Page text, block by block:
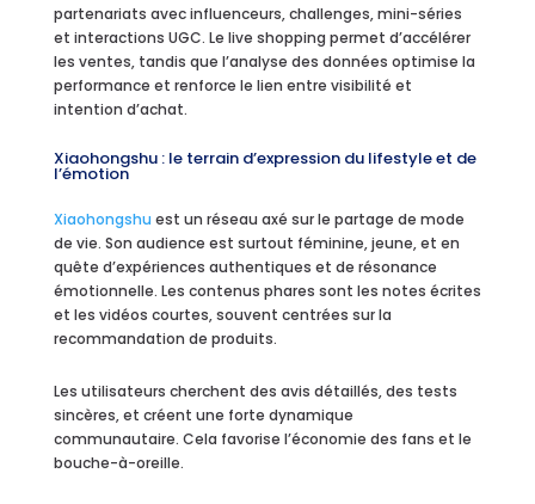
partenariats avec influenceurs, challenges, mini-séries
et interactions UGC. Le live shopping permet d’accélérer
les ventes, tandis que l’analyse des données optimise la
performance et renforce le lien entre visibilité et
intention d’achat.
Xiaohongshu : le terrain d’expression du lifestyle et de
l’émotion
Xiaohongshu est un réseau axé sur le partage de mode
de vie. Son audience est surtout féminine, jeune, et en
quête d’expériences authentiques et de résonance
émotionnelle. Les contenus phares sont les notes écrites
et les vidéos courtes, souvent centrées sur la
recommandation de produits.
Les utilisateurs cherchent des avis détaillés, des tests
sincères, et créent une forte dynamique
communautaire. Cela favorise l’économie des fans et le
bouche-à-oreille.